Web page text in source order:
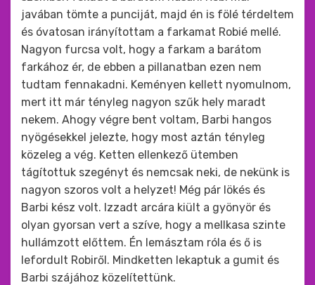
javában tömte a punciját, majd én is fölé térdeltem
és óvatosan irányítottam a farkamat Robié mellé.
Nagyon furcsa volt, hogy a farkam a barátom
farkához ér, de ebben a pillanatban ezen nem
tudtam fennakadni. Keményen kellett nyomulnom,
mert itt már tényleg nagyon szűk hely maradt
nekem. Ahogy végre bent voltam, Barbi hangos
nyögésekkel jelezte, hogy most aztán tényleg
közeleg a vég. Ketten ellenkező ütemben
tágítottuk szegényt és nemcsak neki, de nekünk is
nagyon szoros volt a helyzet! Még pár lökés és
Barbi kész volt. Izzadt arcára kiült a gyönyör és
olyan gyorsan vert a szíve, hogy a mellkasa szinte
hullámzott előttem. Én lemásztam róla és ő is
lefordult Robiről. Mindketten lekaptuk a gumit és
Barbi szájához közelítettünk.